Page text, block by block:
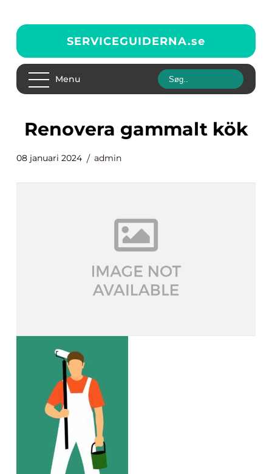
SERVICEGUIDERNA.se
Menu
renovera gammalt kök
08 januari 2024 admin